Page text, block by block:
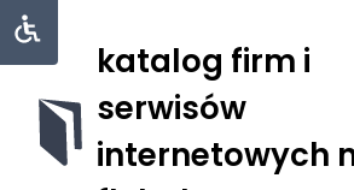
katalog firm i
serwisów
internetowych